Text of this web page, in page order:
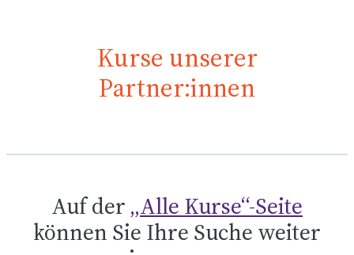
Kurse unserer
Partner:innen
Auf der „Alle Kurse“-Seite
können Sie Ihre Suche weiter